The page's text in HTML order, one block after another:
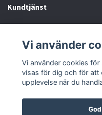
Kundtjänst
Sociala medier
Vi använder
Vi använder cookies
visas för dig och för att
upplevelse när du